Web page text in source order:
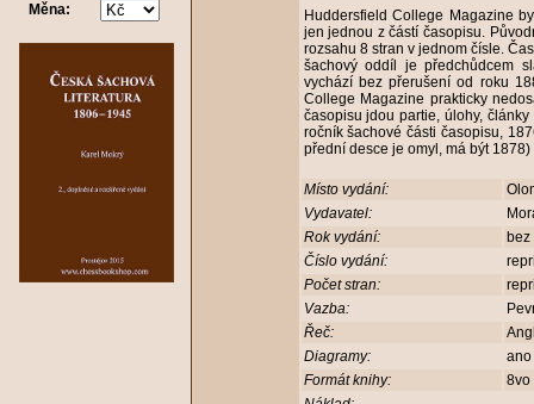
Měna:
Huddersfield College Magazine
jen jednou z částí časopisu.
rozsahu 8 stran v jednom čísle.
šachový oddíl je předchůdcem
vychází bez přerušení od roku
College Magazine prakticky
časopisu jdou partie, úlohy,
ročník šachové části časopisu,
přední desce je omyl, má být 1878)
Místo vydání:
Vydavatel:
Rok vydání:
Číslo vydání:
Počet stran:
Vazba:
Řeč:
Diagramy:
ano
Formát knihy: